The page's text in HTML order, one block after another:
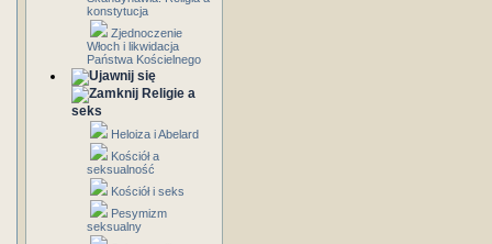
konstytucja
Zjednoczenie
Włoch i likwidacja
Państwa Kościelnego
Religie a
seks
Heloiza i Abelard
Kościół a
seksualność
Kościół i seks
Pesymizm
seksualny